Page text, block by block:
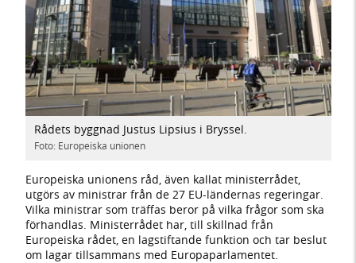
Rådets byggnad Justus Lipsius i Bryssel.
Foto: Europeiska unionen
Europeiska unionens råd, även kallat ministerrådet,
utgörs av ministrar från de 27 EU-ländernas regeringar.
Vilka ministrar som träffas beror på vilka frågor som ska
förhandlas. Ministerrådet har, till skillnad från
Europeiska rådet, en lagstiftande funktion och tar beslut
om lagar tillsammans med Europaparlamentet.